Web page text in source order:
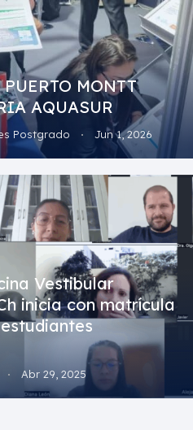
MONTT
AQUASUR
Postgrado Jun 1, 2026
Vestibular
inicia con matrícula
Abr 29, 2025